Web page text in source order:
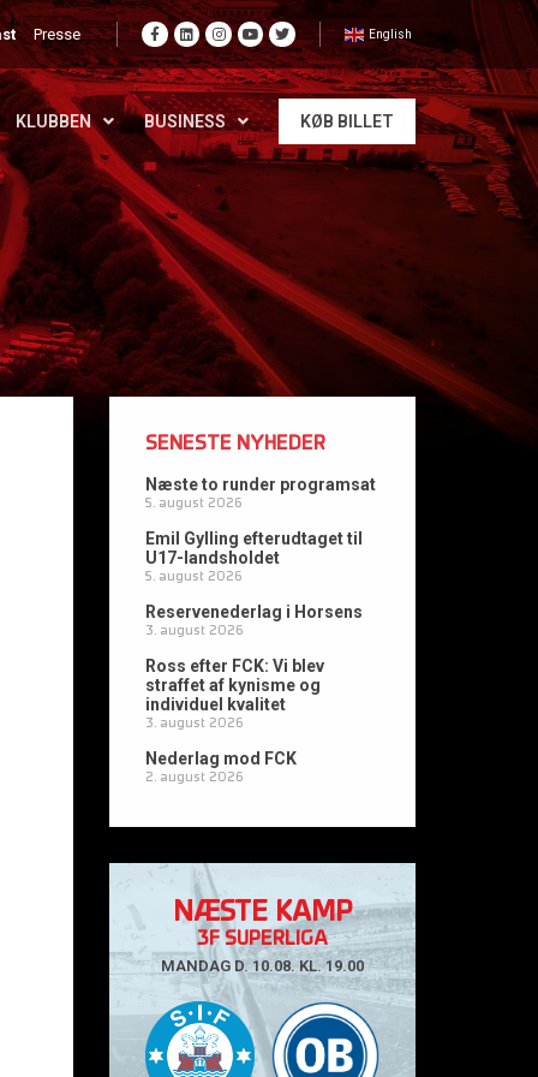
Presse English
KLUBBEN BUSINESS KØB BILLET
SENESTE NYHEDER
Næste to runder programsat
5. august 2026
Emil Gylling efterudtaget til
U17-landsholdet
5. august 2026
Reservenederlag i Horsens
3. august 2026
Ross efter FCK: Vi blev
straffet af kynisme og
individuel kvalitet
3. august 2026
Nederlag mod FCK
2. august 2026
NÆSTE KAMP
3F SUPERLIGA
MANDAG D. 10.08. KL. 19.00